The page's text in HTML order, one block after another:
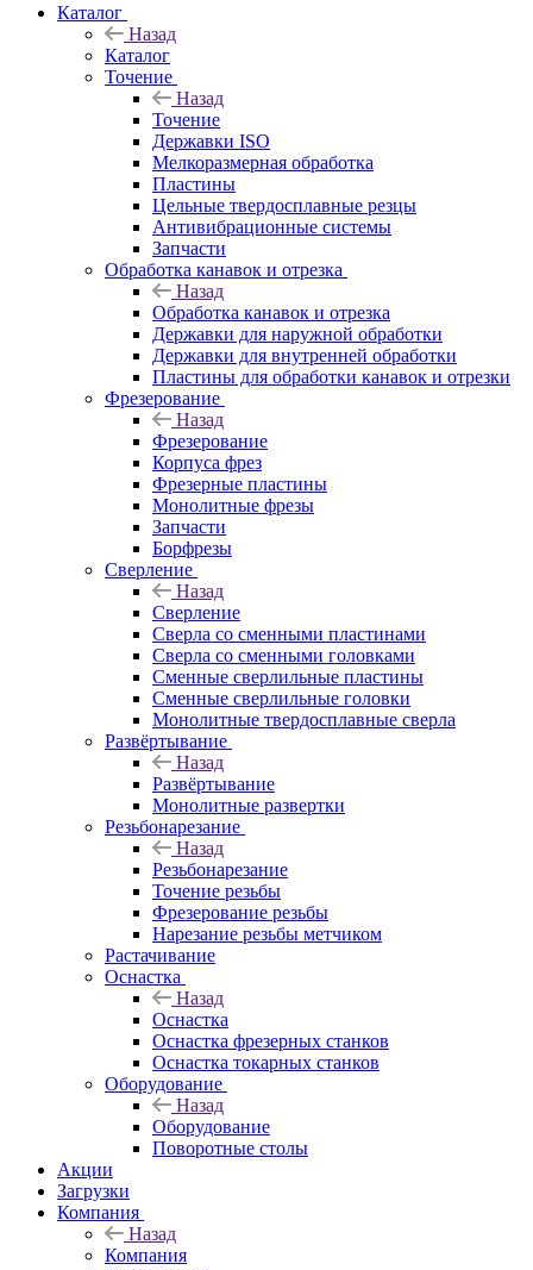
Каталог
Назад
Каталог
Точение
Назад
Точение
Державки ISO
Мелкоразмерная обработка
Пластины
Цельные твердосплавные резцы
Антивибрационные системы
Запчасти
Обработка канавок и отрезка
Назад
Обработка канавок и отрезка
Державки для наружной обработки
Державки для внутренней обработки
Пластины для обработки канавок и отрезки
Фрезерование
Назад
Фрезерование
Корпуса фрез
Фрезерные пластины
Монолитные фрезы
Запчасти
Борфрезы
Сверление
Назад
Сверление
Сверла со сменными пластинами
Сверла со сменными головками
Сменные сверлильные пластины
Сменные сверлильные головки
Монолитные твердосплавные сверла
Развёртывание
Назад
Развёртывание
Монолитные развертки
Резьбонарезание
Назад
Резьбонарезание
Точение резьбы
Фрезерование резьбы
Нарезание резьбы метчиком
Растачивание
Оснастка
Назад
Оснастка
Оснастка фрезерных станков
Оснастка токарных станков
Оборудование
Назад
Оборудование
Поворотные столы
Акции
Загрузки
Компания
Назад
Компания